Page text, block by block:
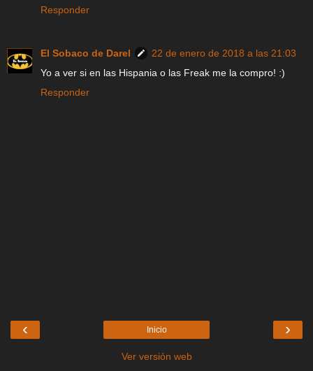
Responder
El Sobaco de Darel
22 de enero de 2018 a las 21:03
Yo a ver si en las Hispania o las Freak me la compro! :)
Responder
‹ ›
Inicio
Ver versión web